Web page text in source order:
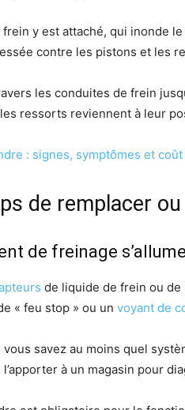
y est attaché, qui inonde
contre les pistons et les
les conduites de frein
ressorts reviennent à leur
: signes, symptômes et
de remplacer
de freinage s’allume
de liquide de frein ou de
« feu stop » ou un voyant de
savez au moins quel
l’apporter à un magasin pour